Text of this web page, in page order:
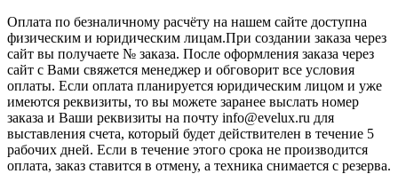
Оплата по безналичному расчёту на нашем сайте доступна
физическим и юридическим лицам.При создании заказа через
сайт вы получаете № заказа. После оформления заказа через
сайт с Вами свяжется менеджер и обговорит все условия
оплаты. Если оплата планируется юридическим лицом и уже
имеются реквизиты, то вы можете заранее выслать номер
заказа и Ваши реквизиты на почту info@evelux.ru для
выставления счета, который будет действителен в течение 5
рабочих дней. Если в течение этого срока не производится
оплата, заказ ставится в отмену, а техника снимается с резерва.